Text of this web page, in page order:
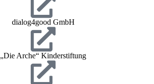
dialog4good GmbH
„Die Arche“ Kinderstiftung